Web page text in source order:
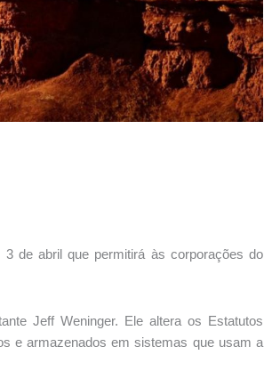
de abril que permitirá às corporações do
Jeff Weninger. Ele altera os Estatutos
e armazenados em sistemas que usam a